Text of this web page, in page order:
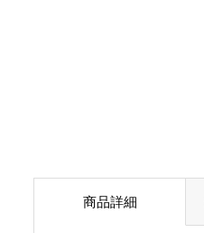
商品詳細